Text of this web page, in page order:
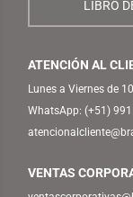
LIBRO
ATENCIÓN AL
Lunes a Viernes de
WhatsApp: (+51)
VENTAS